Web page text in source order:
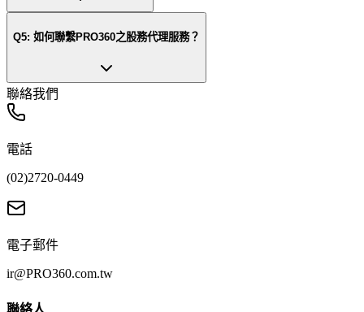
Q5: 如何聯繫PRO360之股務代理服務？
聯絡我們
電話
(02)2720-0449
電子郵件
ir@PRO360.com.tw